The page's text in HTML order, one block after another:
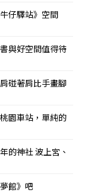
仔驛站》空間
與好空間值得待
碰著肩比手畫腳
園車站，單純的
的神社 波上宮、
館》吧